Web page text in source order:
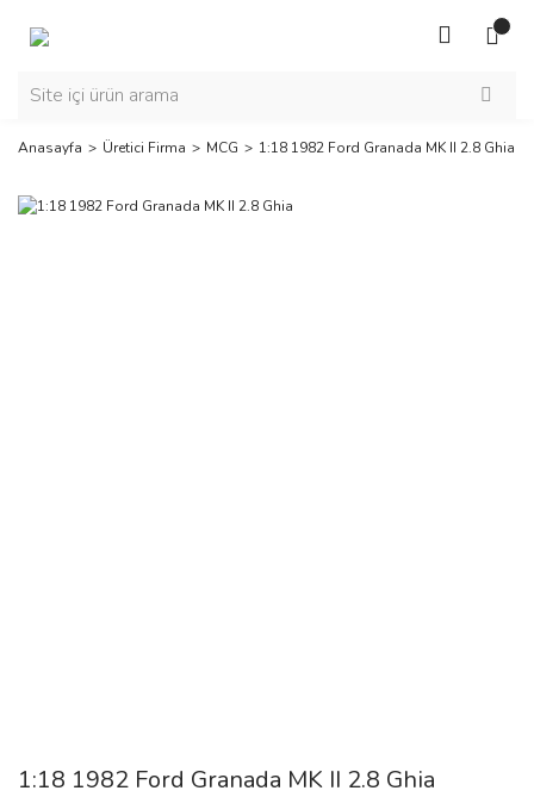
Anasayfa Üretici Firma MCG 1:18 1982 Ford Granada MK II 2.8 Ghia
1:18 1982 Ford Granada MK II 2.8 Ghia